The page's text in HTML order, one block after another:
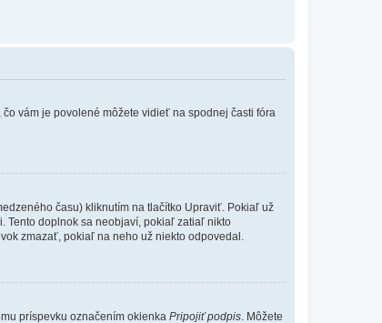
vám je povolené môžete vidieť na spodnej časti fóra
času) kliknutím na tlačítko Upraviť. Pokiaľ už
Tento doplnok sa neobjaví, pokiaľ zatiaľ nikto
zmazať, pokiaľ na neho už niekto odpovedal.
príspevku označením okienka Pripojiť podpis. Môžete